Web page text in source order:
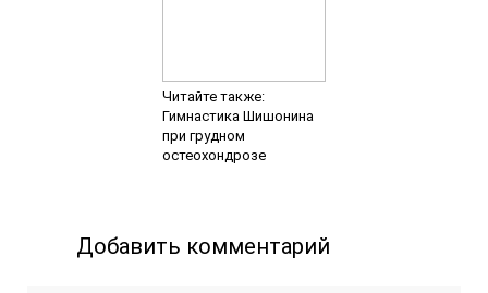
Читайте также:
Гимнастика Шишонина
при грудном
остеохондрозе
Добавить комментарий